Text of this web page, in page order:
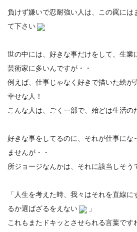
負けず嫌いで忍耐強い人は、この罠には
て下さい
世の中には、好きな事だけをして、生業
芸術家に多いんですが・・
例えば、仕事じゃなく好きで描いた絵が
幸せな人！
こんな人は、ごく一部で、殆どは生活の
好きな事をしてるのに、それが仕事にな
ませんが・・
所ジョージなんかは、それに該当しそう
「人生を考えた時、我々はそれを直線に
るか選ばざるをえない
」
これもまたドキッとさせられる言葉です